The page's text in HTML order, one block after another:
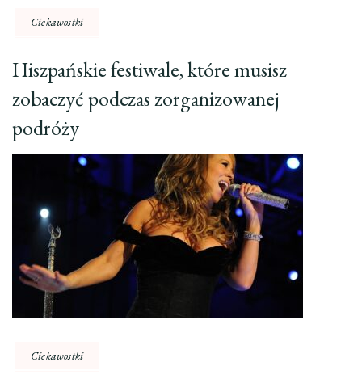
Ciekawostki
Hiszpańskie festiwale, które musisz
zobaczyć podczas zorganizowanej
podróży
Ciekawostki